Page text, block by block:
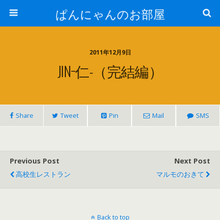
ぱんにゃんのお部屋
2011年12月9日
JIN−仁-（完結編）
Share Tweet Pin Mail SMS
Previous Post
高校生レストラン
Next Post
マルモのおきて
Back to top